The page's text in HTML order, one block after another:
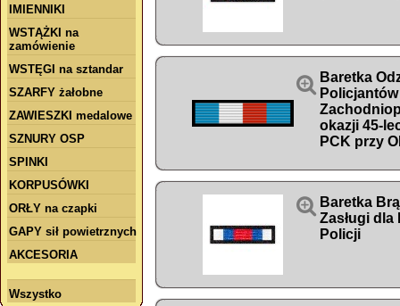
IMIENNIKI
WSTĄŻKI na
zamówienie
WSTĘGI na sztandar
SZARFY żałobne
ZAWIESZKI medalowe
SZNURY OSP
SPINKI
KORPUSÓWKI
ORŁY na czapki
GAPY sił powietrznych
AKCESORIA
Wszystko
 Baretka
okazji 45-
PCK przy
 Baretka
Zasługi
Policji